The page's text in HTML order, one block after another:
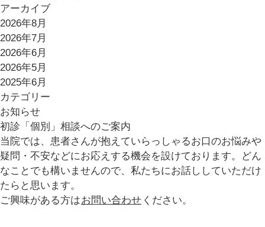
アーカイブ
2026年8月
2026年7月
2026年6月
2026年5月
2025年6月
カテゴリー
お知らせ
初診「個別」相談へのご案内
当院では、患者さんが抱えていらっしゃるお口のお悩みや
疑問・不安などにお応えする機会を設けております。どん
なことでも構いませんので、私たちにお話ししていただけ
たらと思います。
ご興味がある方はお問い合わせ ください。